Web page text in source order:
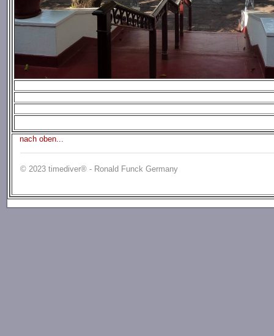
nach oben...
© 2023 timediver® - Ronald Funck Germany